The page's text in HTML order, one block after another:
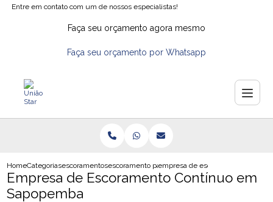
Entre em contato com um de nossos especialistas!
Faça seu orçamento agora mesmo
Faça seu orçamento por Whatsapp
HomeCategoriasescoramentosescoramento para obraempresa de escoramento
Empresa de Escoramento Contínuo em
Sapopemba